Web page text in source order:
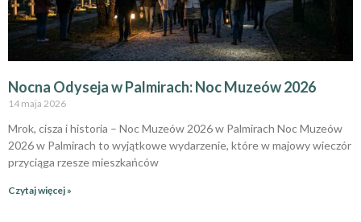
Nocna Odyseja w Palmirach: Noc Muzeów 2026
14 maja 2026
Mrok, cisza i historia – Noc Muzeów 2026 w Palmirach Noc Muzeów
2026 w Palmirach to wyjątkowe wydarzenie, które w majowy wieczór
przyciąga rzesze mieszkańców
Czytaj więcej »